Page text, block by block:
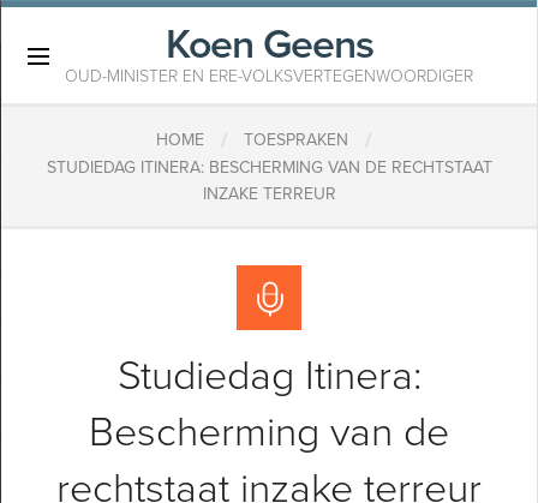
Koen Geens
OUD-MINISTER EN ERE-VOLKSVERTEGENWOORDIGER
HOME / TOESPRAKEN /
STUDIEDAG ITINERA: BESCHERMING VAN DE RECHTSTAAT
INZAKE TERREUR
Studiedag Itinera:
Bescherming van de
rechtstaat inzake terreur